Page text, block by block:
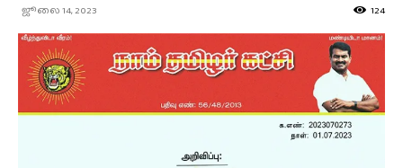
ஜூலை 14, 2023 124